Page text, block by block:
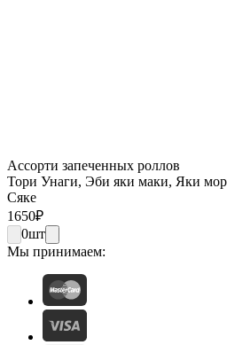
Ассорти запеченных роллов
Тори Унаги, Эби яки маки, Яки
Сяке
1650₽
0шт
Мы принимаем: